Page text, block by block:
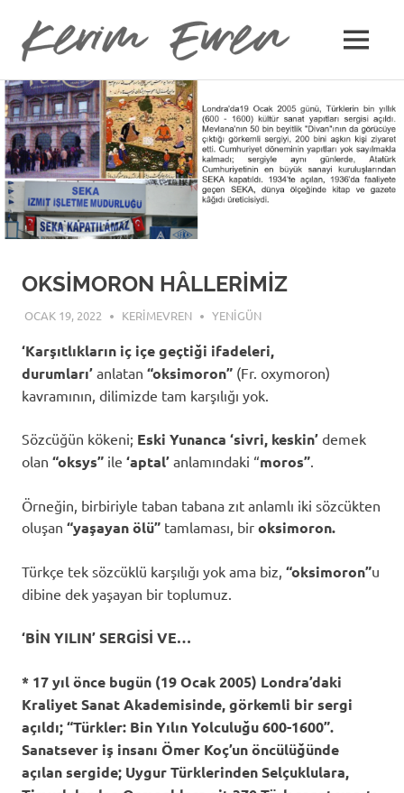
Skip
to
content
Kerim
Evren
Evren'in
Güncel
Yazıları
MENU
OKSİMORON HÂLLERİMİZ
OCAK 19, 2022 KERIMEVREN YENIGÜN
‘Karşıtlıkların iç içe geçtiği ifadeleri,
durumları’ anlatan “oksimoron” (Fr. oxymoron)
kavramının, dilimizde tam karşılığı yok.
Sözcüğün kökeni; Eski Yunanca ‘sivri, keskin’ demek
olan “oksys” ile ‘aptal’ anlamındaki “moros”.
Örneğin, birbiriyle taban tabana zıt anlamlı iki sözcükten
oluşan “yaşayan ölü” tamlaması, bir oksimoron.
Türkçe tek sözcüklü karşılığı yok ama biz, “oksimoron”u
dibine dek yaşayan bir toplumuz.
‘BİN YILIN’ SERGİSİ VE…
* 17 yıl önce bugün (19 Ocak 2005) Londra’daki
Kraliyet Sanat Akademisinde, görkemli bir sergi
açıldı; “Türkler: Bin Yılın Yolculuğu 600-1600”.
Sanatsever iş insanı Ömer Koç’un öncülüğünde
açılan sergide; Uygur Türklerinden Selçuklulara,